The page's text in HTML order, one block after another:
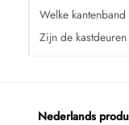
Welke
Zijn de
Nederlands